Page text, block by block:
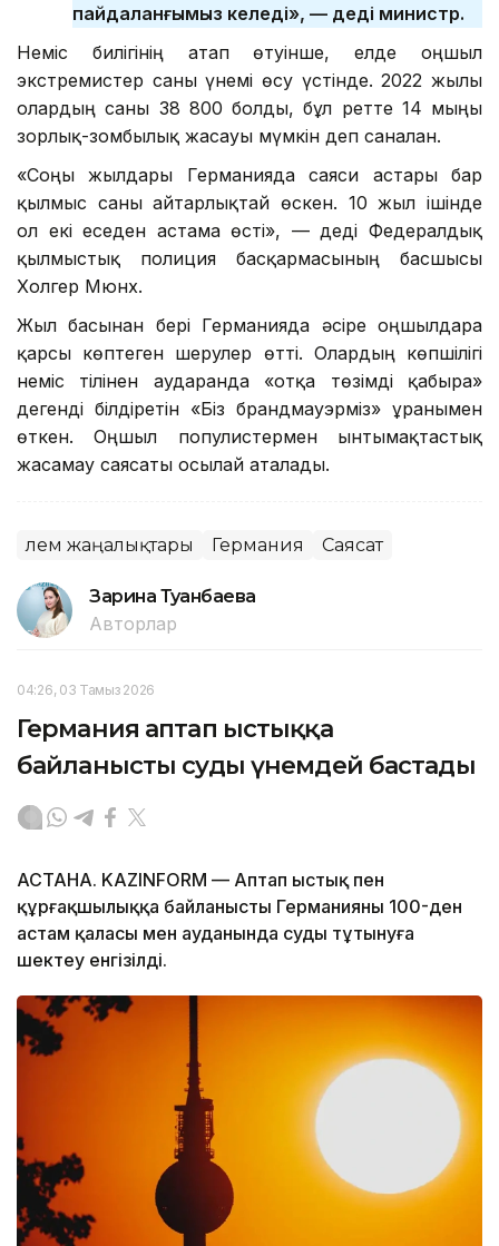
пайдаланғымыз келеді», — деді министр.
Неміс билігінің атап өтуінше, елде оңшыл
экстремистер саны үнемі өсу үстінде. 2022 жылы
олардың саны 38 800 болды, бұл ретте 14 мыңы
зорлық-зомбылық жасауы мүмкін деп саналған.
«Соңғы жылдары Германияда саяси астары бар
қылмыс саны айтарлықтай өскен. 10 жыл ішінде
ол екі еседен астамға өсті», — деді Федералдық
қылмыстық полиция басқармасының басшысы
Холгер Мюнх.
Жыл басынан бері Германияда әсіре оңшылдарға
қарсы көптеген шерулер өтті. Олардың көпшілігі
неміс тілінен аударғанда «отқа төзімді қабырға»
дегенді білдіретін «Біз брандмауэрміз» ұранымен
өткен. Оңшыл популистермен ынтымақтастық
жасамау саясаты осылай аталады.
Әлем жаңалықтары Германия Саясат
Зарина Туғанбаева
Авторлар
04:26, 03 Тамыз 2026
Германия аптап ыстыққа
байланысты суды үнемдей бастады
АСТАНА. KAZINFORM — Аптап ыстық пен
құрғақшылыққа байланысты Германияның 100-ден
астам қаласы мен ауданында суды тұтынуға
шектеу енгізілді.